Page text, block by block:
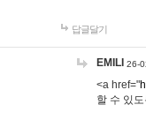
답글달기
EMILI 26-
<a href="
할 수 있